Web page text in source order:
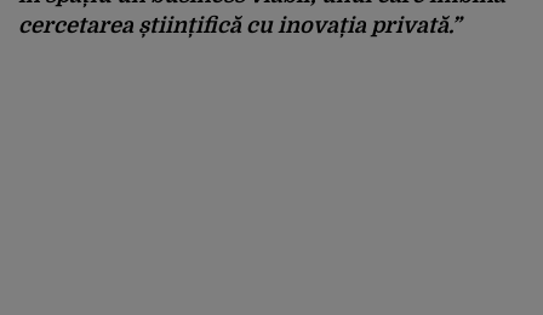
cercetarea științifică cu inovația privată.”